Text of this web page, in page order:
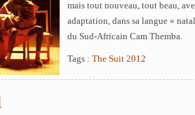
mais tout nouveau, tout beau,
adaptation, dans sa langue «
du Sud-Africain Cam Themba.
Tags : The Suit 2012